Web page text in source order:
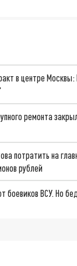
в центре Москвы:
ремонта
потратить на
рублей
боевиков ВСУ. Но